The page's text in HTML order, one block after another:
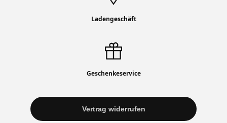
Ladengeschäft
Geschenkeservice
Vertrag widerrufen